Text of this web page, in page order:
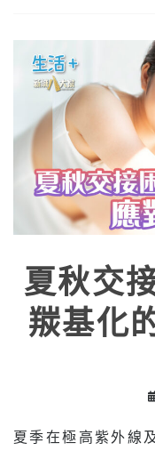
夏秋交
羰基化
夏季在極高紫外線